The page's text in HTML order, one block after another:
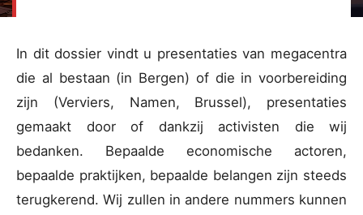
In dit dossier vindt u presentaties van megacentra
die al bestaan (in Bergen) of die in voorbereiding
zijn (Verviers, Namen, Brussel), presentaties
gemaakt door of dankzij activisten die wij
bedanken. Bepaalde economische actoren,
bepaalde praktijken, bepaalde belangen zijn steeds
terugkerend. Wij zullen in andere nummers kunnen